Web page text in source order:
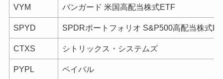
VYM バンガード 米国高配当株式ETF
SPYD SPDRポートフォリオ S&P500高配当株式
CTXS シトリックス・システムズ
PYPL ペイパル